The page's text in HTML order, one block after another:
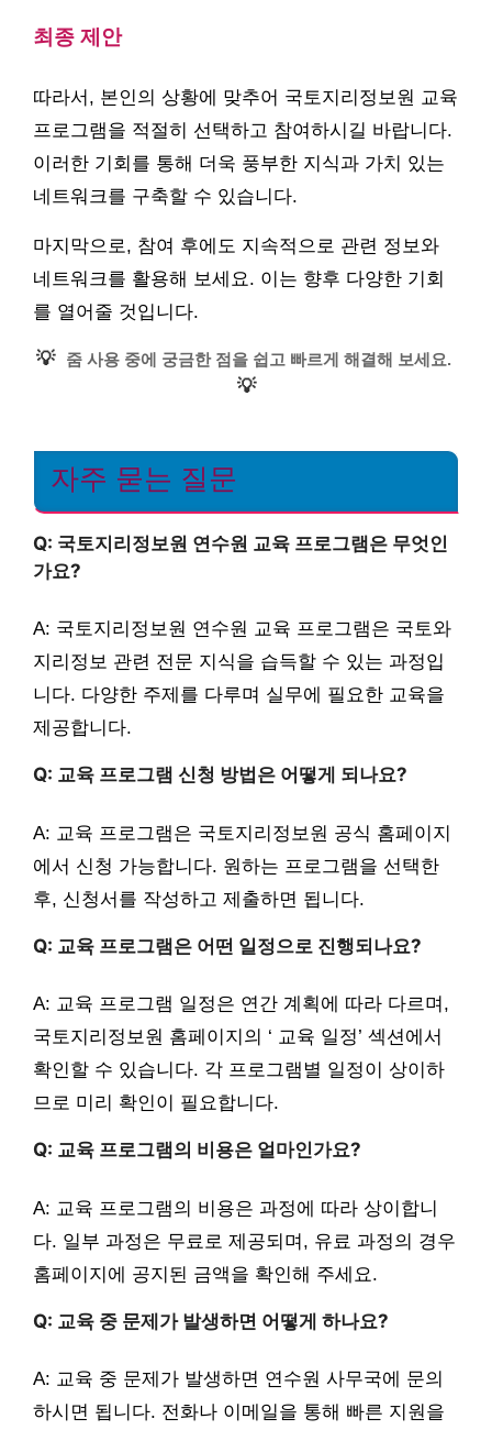
최종 제안
따라서, 본인의 상황에 맞추어 국토지리정보원 교육
프로그램을 적절히 선택하고 참여하시길 바랍니다.
이러한 기회를 통해 더욱 풍부한 지식과 가치 있는
네트워크를 구축할 수 있습니다.
마지막으로, 참여 후에도 지속적으로 관련 정보와
네트워크를 활용해 보세요. 이는 향후 다양한 기회
를 열어줄 것입니다.
💡 줌 사용 중에 궁금한 점을 쉽고 빠르게 해결해 보세요.
💡
자주 묻는 질문
Q: 국토지리정보원 연수원 교육 프로그램은 무엇인
가요?
A: 국토지리정보원 연수원 교육 프로그램은 국토와
지리정보 관련 전문 지식을 습득할 수 있는 과정입
니다. 다양한 주제를 다루며 실무에 필요한 교육을
제공합니다.
Q: 교육 프로그램 신청 방법은 어떻게 되나요?
A: 교육 프로그램은 국토지리정보원 공식 홈페이지
에서 신청 가능합니다. 원하는 프로그램을 선택한
후, 신청서를 작성하고 제출하면 됩니다.
Q: 교육 프로그램은 어떤 일정으로 진행되나요?
A: 교육 프로그램 일정은 연간 계획에 따라 다르며,
국토지리정보원 홈페이지의 ‘ 교육 일정’ 섹션에서
확인할 수 있습니다. 각 프로그램별 일정이 상이하
므로 미리 확인이 필요합니다.
Q: 교육 프로그램의 비용은 얼마인가요?
A: 교육 프로그램의 비용은 과정에 따라 상이합니
다. 일부 과정은 무료로 제공되며, 유료 과정의 경우
홈페이지에 공지된 금액을 확인해 주세요.
Q: 교육 중 문제가 발생하면 어떻게 하나요?
A: 교육 중 문제가 발생하면 연수원 사무국에 문의
하시면 됩니다. 전화나 이메일을 통해 빠른 지원을